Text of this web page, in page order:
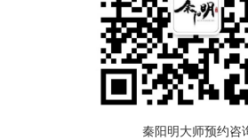
秦阳明大师预约咨